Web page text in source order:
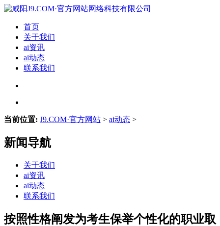
首页
关于我们
ai资讯
ai动态
联系我们
当前位置: J9.COM·官方网站 > ai动态 >
新闻导航
关于我们
ai资讯
ai动态
联系我们
按照性格阐发为考生保举个性化的职业取